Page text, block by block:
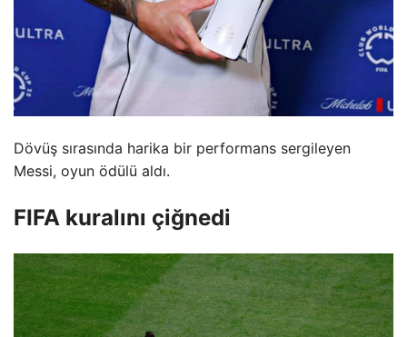
Dövüş sırasında harika bir performans sergileyen
Messi, oyun ödülü aldı.
FIFA kuralını çiğnedi